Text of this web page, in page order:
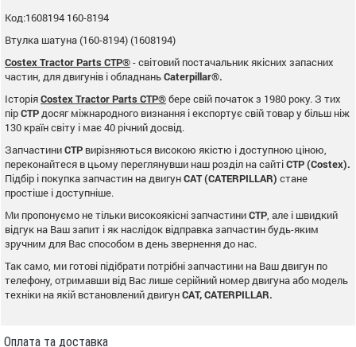
Код:1608194 160-8194
Втулка шатуна (160-8194) (1608194)
Costex Tractor Parts CTP®- світовий постачальник якісних запасних
частин, для двигунів і обладнаньCaterpillar®.
ІсторіяCostex Tractor Parts CTP®бере свій початок з 1980 року. З тих
пірCTP досяг міжнародного визнання і експортує свій товар у більш ніж
130 країн світу і має 40 річний досвід.
ЗапчастиниCTP вирізняються високою якістю і доступною ціною,
переконайтеся в цьому переглянувши наш розділ на сайтіCTP (Costex).
Підбір і покупка запчастин на двигунCAT (CATERPILLAR) стане
простіше і доступніше.
Ми пропонуємо не тільки високоякісні запчастиниCTP , але і швидкий
відгук на Ваш запит і як наслідок відправка запчастин будь-яким
зручним для Вас способом в день звернення до нас.
Так само, ми готові підібрати потрібні запчастини на Ваш двигун по
телефону, отримавши від Вас лише серійний номер двигуна або модель
техніки на якій встановлений двигунCAT, CATERPILLAR.
Оплата та доставка